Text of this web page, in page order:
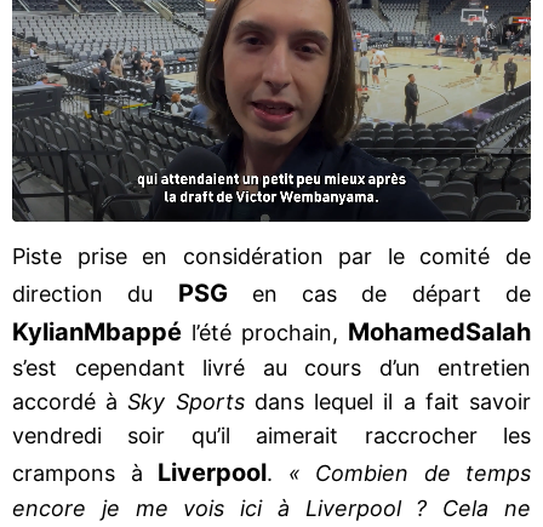
Piste prise en considération par le comité de
direction du PSGen cas de départ de
KylianMbappé l’été prochain, MohamedSalah
s’est cependant livré au cours d’un entretien
accordé àSky Sportsdans lequel il a fait savoir
vendredi soir qu’il aimerait raccrocher les
crampons à Liverpool. « Combien de temps
encore je me vois ici à Liverpool ? Cela ne